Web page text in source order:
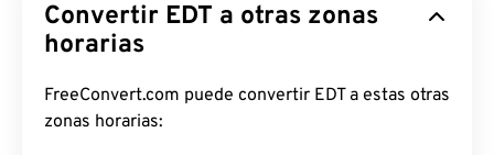
Convertir EDT a otras zonas
horarias
FreeConvert.com puede convertir EDT a estas otras
zonas horarias: